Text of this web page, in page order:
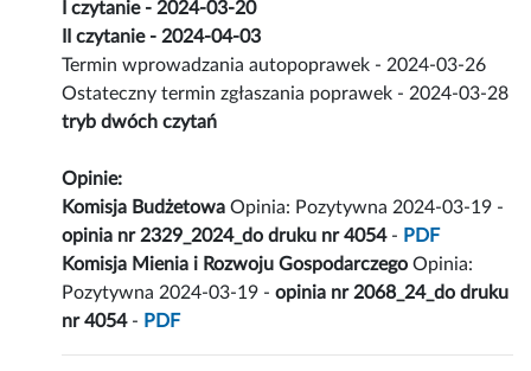
I czytanie - 2024-03-20
II czytanie - 2024-04-03
Termin wprowadzania autopoprawek - 2024-03-26
Ostateczny termin zgłaszania poprawek - 2024-03-28
tryb dwóch czytań
Opinie:
Komisja Budżetowa Opinia: Pozytywna 2024-03-19 -
opinia nr 2329_2024_do druku nr 4054- PDF
Komisja Mienia i Rozwoju Gospodarczego Opinia:
Pozytywna 2024-03-19 -opinia nr 2068_24_do druku
nr 4054- PDF